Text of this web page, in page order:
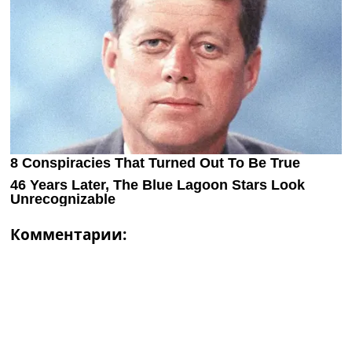
Комментарии: